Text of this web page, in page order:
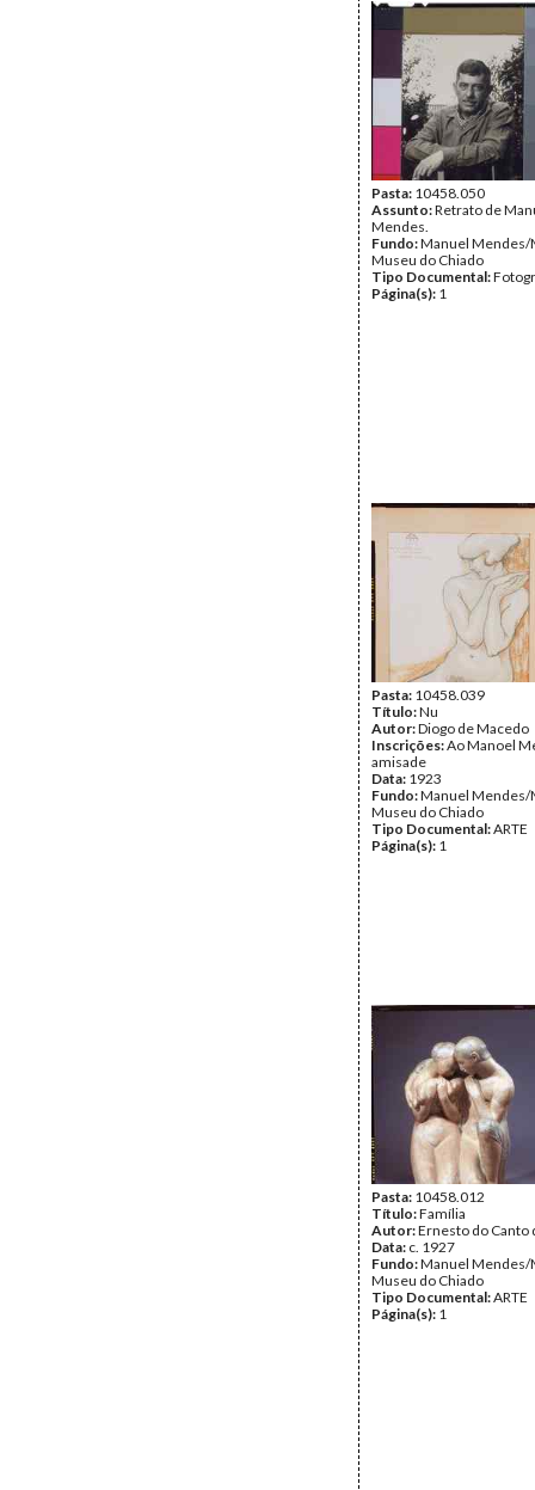
Pasta: 10458.050
Assunto:Retrato de
Mendes.
Fundo:Manuel Mendes/
Museu do Chiado
Tipo Documental:
Página(s): 1
Pasta: 10458.039
Título:Nu
Autor:Diogo de Macedo
Inscrições:Ao Manoel
amisade
Data: 1923
Fundo:Manuel Mendes/
Museu do Chiado
Tipo Documental:ARTE
Página(s): 1
Pasta: 10458.012
Título:Família
Autor:Ernesto do Canto
Data: c. 1927
Fundo:Manuel Mendes/
Museu do Chiado
Tipo Documental:ARTE
Página(s): 1